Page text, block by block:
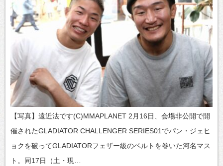
【写真】遠近法です(C)MMAPLANET 2月16日、会場非公開で開
催されたGLADIATOR CHALLENGER SERIES01でパン・ジェヒ
ョクを破ってGLADIATORフェザー級のベルトを巻いた河名マス
ト。同17日（土・現…